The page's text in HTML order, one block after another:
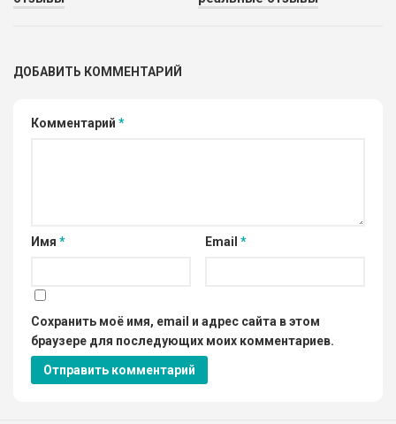
ДОБАВИТЬ КОММЕНТАРИЙ
Комментарий *
Имя * Email *
Сохранить моё имя, email и адрес сайта в этом
браузере для последующих моих комментариев.